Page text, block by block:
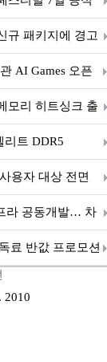
규 패키지에 경고
AI Games 오픈
모리 히트싱크 출
리트 DDR5
용자 대상 전면
라 공동개발… 차
료 반값 프로모션
2010